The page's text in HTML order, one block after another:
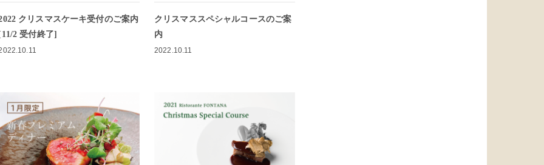
クリスマスケーキ受付のご案内
2 受付終了]
クリスマススペシャルコースのご案
内
2022.10.11